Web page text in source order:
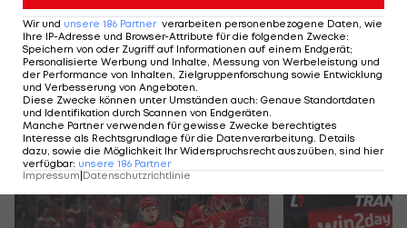
Der legendäre Durchmarsch des FC
Wacker Tirol I #Zwarakonferenz History
Zwarakonferenz
Am Stammtisch
Christopher Knett
Stammtisch
Mehr zum Thema
Wir und unsere 186 Partner verarbeiten personenbezogene Daten, wie
Ihre IP-Adresse und Browser-Attribute für die folgenden Zwecke:
Speichern von oder Zugriff auf Informationen auf einem Endgerät;
Personalisierte Werbung und Inhalte, Messung von Werbeleistung und
der Performance von Inhalten, Zielgruppenforschung sowie Entwicklung
und Verbesserung von Angeboten
Diese Zwecke können unter Umständen auch: Genaue Standortdaten
und Identifikation durch Scannen von Endgeräten
Manche Partner verwenden für gewisse Zwecke berechtigtes
Interesse als Rechtsgrundlage für die Datenverarbeitung. Details
dazu, sowie die Möglichkeit Ihr Widerspruchsrecht auszuüben, sind hier
verfügbar: unsere 186 Partner
Impressum|Datenschutzrichtlinie